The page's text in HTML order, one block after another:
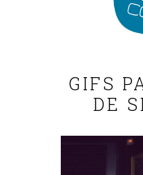
GIFS
DE